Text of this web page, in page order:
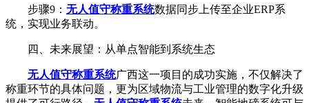
步骤9： 无人值守称重系统数据同步上传至企业ERP系
统，实现业务联动。
四、未来展望：从单点智能到系统生态
无人值守称重系统广西这一项目的成功实施，不仅解决了
称重环节的具体问题，更为区域物流与工业管理的数字化升级